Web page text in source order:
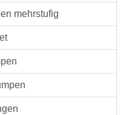
mehrstufig